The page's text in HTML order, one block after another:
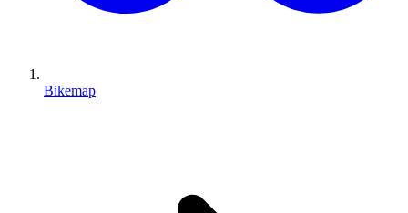
Bikemap